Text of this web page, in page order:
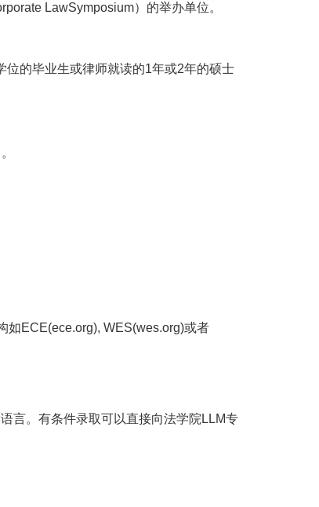
LawSymposium）的举办单位。
位的毕业生或律师就读的1年或2年的硕士
如ECE(ece.org), WES(wes.org)或者
言。有条件录取可以直接向法学院LLM专